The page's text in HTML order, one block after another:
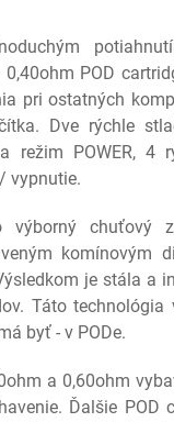
POD
pri ostatných
Dve rýchle
režim POWER, 4
vypnutie.
výborný chuťový
komínovým
je stála a
Táto
byť - v PODe.
a 0,60ohm
Ďalšie POD